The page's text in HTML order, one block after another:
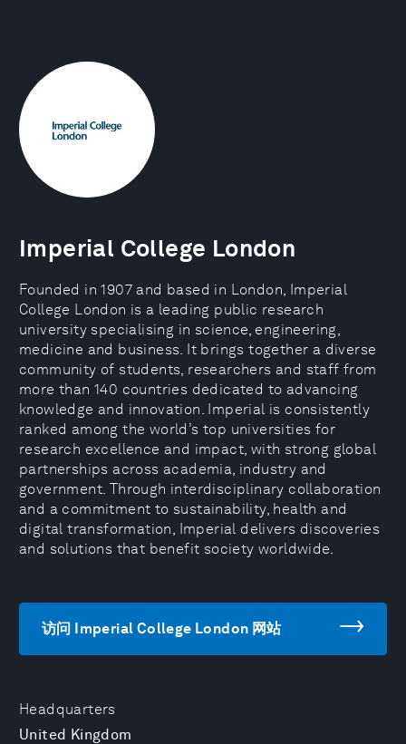
Headquarters
United Kingdom
Imperial College London
Founded in 1907 and based in London, Imperial
College London is a leading public research
university specialising in science, engineering,
medicine and business. It brings together a diverse
community of students, researchers and staff from
more than 140 countries dedicated to advancing
knowledge and innovation. Imperial is consistently
ranked among the world’s top universities for
research excellence and impact, with strong global
partnerships across academia, industry and
government. Through interdisciplinary collaboration
and a commitment to sustainability, health and
digital transformation, Imperial delivers discoveries
and solutions that benefit society worldwide.
访问 Imperial College London 网站